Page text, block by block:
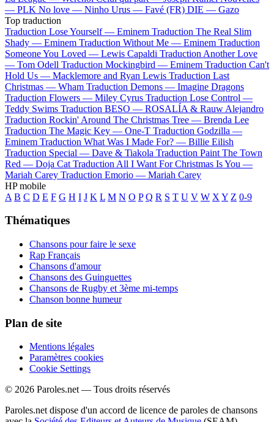
— PLK No love — Ninho Urus — Favé (FR) DIE — Gazo
Top traduction
Traduction Lose Yourself — Eminem Traduction The Real Slim
Shady — Eminem Traduction Without Me — Eminem Traduction
Someone You Loved — Lewis Capaldi Traduction Another Love
— Tom Odell Traduction Mockingbird — Eminem Traduction Can't
Hold Us — Macklemore and Ryan Lewis Traduction Last
Christmas — Wham Traduction Demons — Imagine Dragons
Traduction Flowers — Miley Cyrus Traduction Lose Control —
Teddy Swims Traduction BESO — ROSALÍA & Rauw Alejandro
Traduction Rockin' Around The Christmas Tree — Brenda Lee
Traduction The Magic Key — One-T Traduction Godzilla —
Eminem Traduction What Was I Made For? — Billie Eilish
Traduction Special — Dave & Tiakola Traduction Paint The Town
Red — Doja Cat Traduction All I Want For Christmas Is You —
Mariah Carey Traduction Emorio — Mariah Carey
HP mobile
A B C D E F G H I J K L M N O P Q R S T U V W X Y Z 0-9
Thématiques
Chansons pour faire le sexe
Rap Français
Chansons d'amour
Chansons des Guinguettes
Chansons de Rugby et 3ème mi-temps
Chanson bonne humeur
Plan de site
Mentions légales
Paramètres cookies
Cookie Settings
© 2026 Paroles.net — Tous droits réservés
Paroles.net dispose d'un accord de licence de paroles de chansons